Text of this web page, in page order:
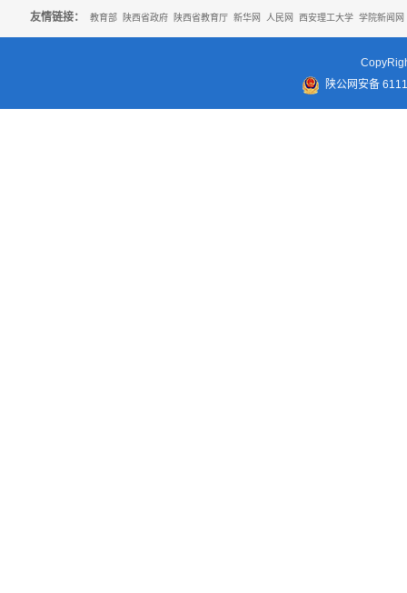
友情链接： 教育部 陕西省政府 陕西省教育厅 新华网 人民网 西安理工大学 学院新闻网
陕公网安备